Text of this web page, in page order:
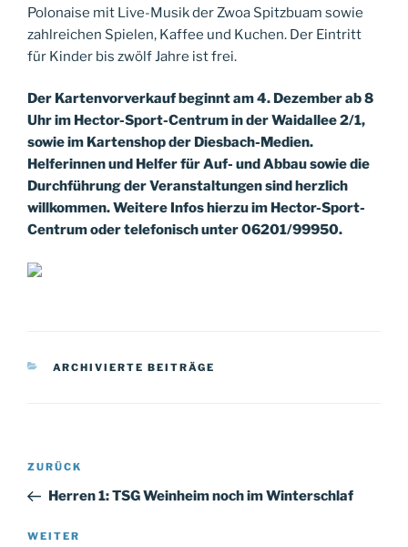
Polonaise mit Live-Musik der Zwoa Spitzbuam sowie
zahlreichen Spielen, Kaffee und Kuchen. Der Eintritt
für Kinder bis zwölf Jahre ist frei.
Der Kartenvorverkauf beginnt am 4. Dezember ab 8
Uhr im Hector-Sport-Centrum in der Waidallee 2/1,
sowie im Kartenshop der Diesbach-Medien.
Helferinnen und Helfer für Auf- und Abbau sowie die
Durchführung der Veranstaltungen sind herzlich
willkommen. Weitere Infos hierzu im Hector-Sport-
Centrum oder telefonisch unter 06201/99950.
KATEGORIEN
ARCHIVIERTE BEITRÄGE
Beitragsnavigation
Vorheriger
Beitrag
ZURÜCK
Herren 1: TSG Weinheim noch im Winterschlaf
Nächster
WEITER